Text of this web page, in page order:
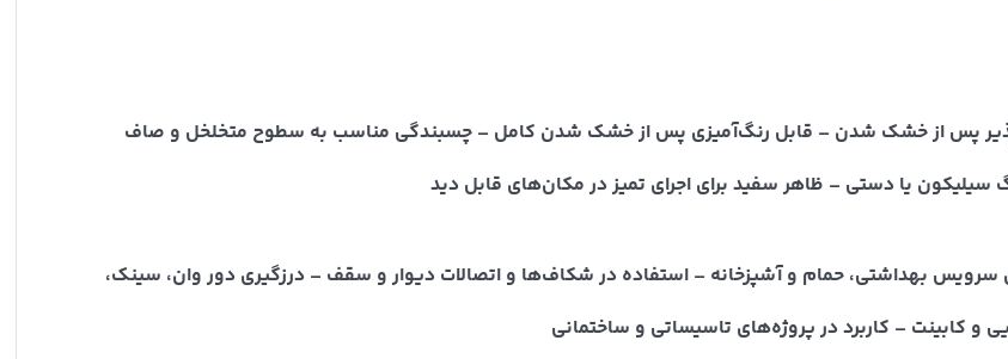
پس از خشک شدن – قابل رنگ‌آمیزی پس از خشک شدن کامل – چسبندگی مناسب به سطوح متخلخل و صاف
سیلیکون یا دستی – ظاهر سفید برای اجرای تمیز در مکان‌های قابل دید
سرویس بهداشتی، حمام و آشپزخانه – استفاده در شکاف‌ها و اتصالات دیوار و سقف – درزگیری دور وان، سینک،
و کابینت – کاربرد در پروژه‌های تاسیساتی و ساختمانی